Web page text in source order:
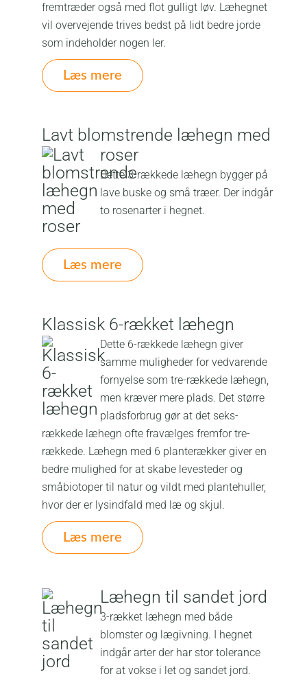
fremtræder også med flot gulligt løv. Læhegnet
vil overvejende trives bedst på lidt bedre jorde
som indeholder nogen ler.
Læs mere
Lavt blomstrende læhegn med
roser
Dette 3-rækkede læhegn bygger på
lave buske og små træer. Der indgår
to rosenarter i hegnet.
Læs mere
Klassisk 6-rækket læhegn
Dette 6-rækkede læhegn giver
samme muligheder for vedvarende
fornyelse somtre-rækkede læhegn,
men kræver mere plads. Det større
pladsforbrug gør at det seks-
rækkede læhegn ofte fravælges fremfor tre-
rækkede. Læhegn med 6 planterækker giver en
bedre mulighed for at skabe levesteder og
småbiotoper til natur og vildt med plantehuller,
hvor der er lysindfald med læ og skjul.
Læs mere
Læhegn til sandet jord
3-rækket læhegn med både
blomster og lægivning. I hegnet
indgår arter der har stor tolerance
for at vokse i let og sandet jord.